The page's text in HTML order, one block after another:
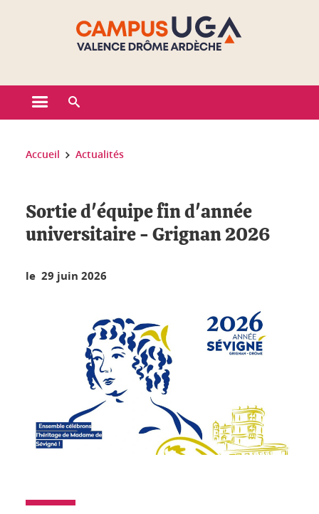
Ouvrir le menu principal
Vous êtes ici :
Accueil Actualités
Sortie d'équipe fin d'année
universitaire - Grignan 2026
le 29 juin 2026